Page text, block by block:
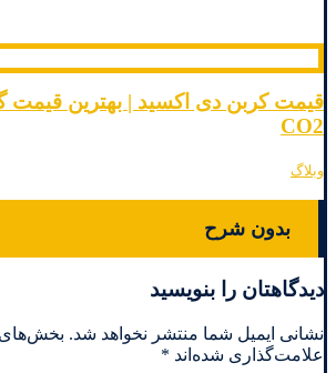
قیمت کربن دی اکسید | بهترین قیمت
CO2
وبلاگ
بدون شرح
دیدگاهتان را بنویسید
نشانی ایمیل شما منتشر نخواهد شد. بخش‌های
علامت‌گذاری شده‌اند *